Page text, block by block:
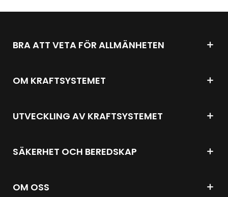
BRA ATT VETA FÖR ALLMÄNHETEN
OM KRAFTSYSTEMET
UTVECKLING AV KRAFTSYSTEMET
SÄKERHET OCH BEREDSKAP
OM OSS